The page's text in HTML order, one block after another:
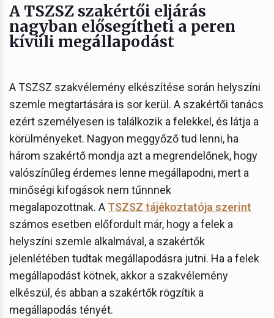
A TSZSZ szakértői eljárás
nagyban elősegítheti a peren
kívüli megállapodást
A TSZSZ szakvélemény elkészítése során helyszíni
szemle megtartására is sor kerül. A szakértői tanács
ezért személyesen is találkozik a felekkel, és látja a
körülményeket. Nagyon meggyőző tud lenni, ha
három szakértő mondja azt a megrendelőnek, hogy
valószínűleg érdemes lenne megállapodni, mert a
minőségi kifogások nem tűnnnek
megalapozottnak. A TSZSZ tájékoztatója szerint
számos esetben előfordult már, hogy a felek a
helyszíni szemle alkalmával, a szakértők
jelenlétében tudtak megállapodásra jutni. Ha a felek
megállapodást kötnek, akkor a szakvélemény
elkészül, és abban a szakértők rögzítik a
megállapodás tényét.